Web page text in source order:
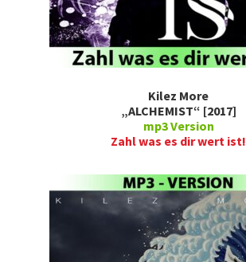
Kilez More
„ALCHEMIST“ [2017]
mp3 Version
Zahl was es dir wert ist!